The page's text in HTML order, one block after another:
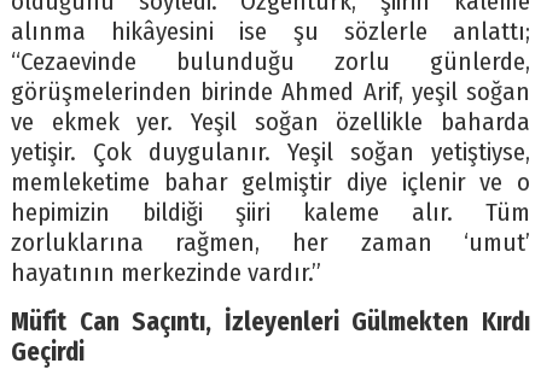
alınma hikâyesini ise şu sözlerle anlattı;
“Cezaevinde bulunduğu zorlu günlerde,
görüşmelerinden birinde Ahmed Arif, yeşil soğan
ve ekmek yer. Yeşil soğan özellikle baharda
yetişir. Çok duygulanır. Yeşil soğan yetiştiyse,
memleketime bahar gelmiştir diye içlenir ve o
hepimizin bildiği şiiri kaleme alır. Tüm
zorluklarına rağmen, her zaman ‘umut’
hayatının merkezinde vardır.”
Müfit Can Saçıntı, İzleyenleri Gülmekten Kırdı
Geçirdi